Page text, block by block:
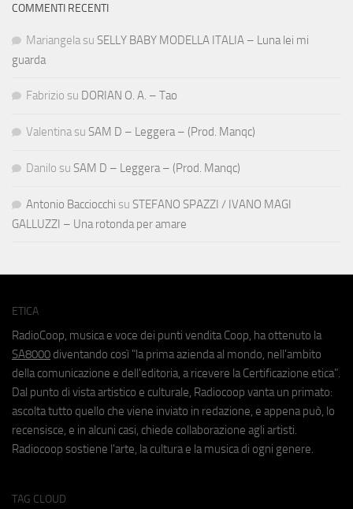
COMMENTI RECENTI
Mariangela su SELLY BABY MODELLA ITALIA – Luna lei mi
guarda
Fabrizio su DORIAN O. A. – Tao
Valentina su SAM D – Leggera – (Prod. Manqc)
Danilo su SAM D – Leggera – (Prod. Manqc)
Antonio Bacciocchi su STEFANO SPAZZI / IVANO MAGI
GALLUZZI – Una rotonda per amare
ETICA
RadioCoop, musica e voce dei punti vendita Coop, ha ottenuto la
SA8000 diventando così "la prima azienda al mondo, nell'ambito
della comunicazione e dell'editoria, a ricevere la Certificazione etica".
Dal punto di vista artistico e culturale, Radiocoop vanta un primato:
ascolta tutto quello che viene inviato in redazione, e appena può, lo
recensisce, e in alcuni casi, chiede collaborazione agli artisti.
Radiocoop sostiene l'arte, la cultura e la musica di ogni genere.
TAG CLOUD